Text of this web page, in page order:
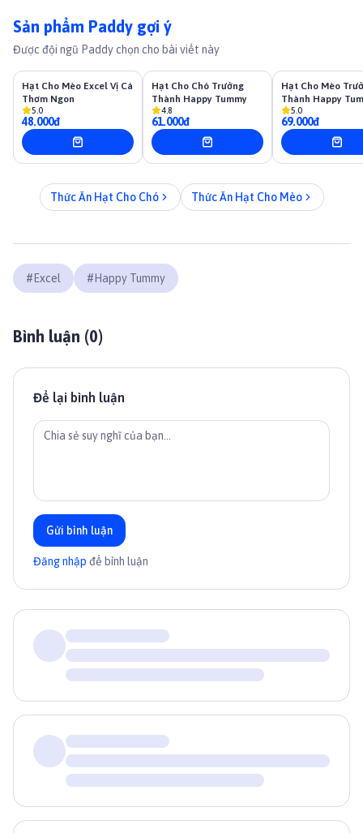
Sản phẩm Paddy gợi ý
Được đội ngũ Paddy chọn cho bài viết này
Hạt Cho Mèo Excel Vị Cá
Thơm Ngon
5.0
48.000đ
Hạt Cho Chó Trưởng
Thành Happy Tummy
4.8
61.000đ
Hạt Cho Mèo
Thành Happy
5.0
69.000đ
Thức Ăn Hạt Cho Chó Thức Ăn Hạt Cho Mèo
# Excel # Happy Tummy
Bình luận (0)
Để lại bình luận
Gửi bình luận
Đăng nhập để bình luận